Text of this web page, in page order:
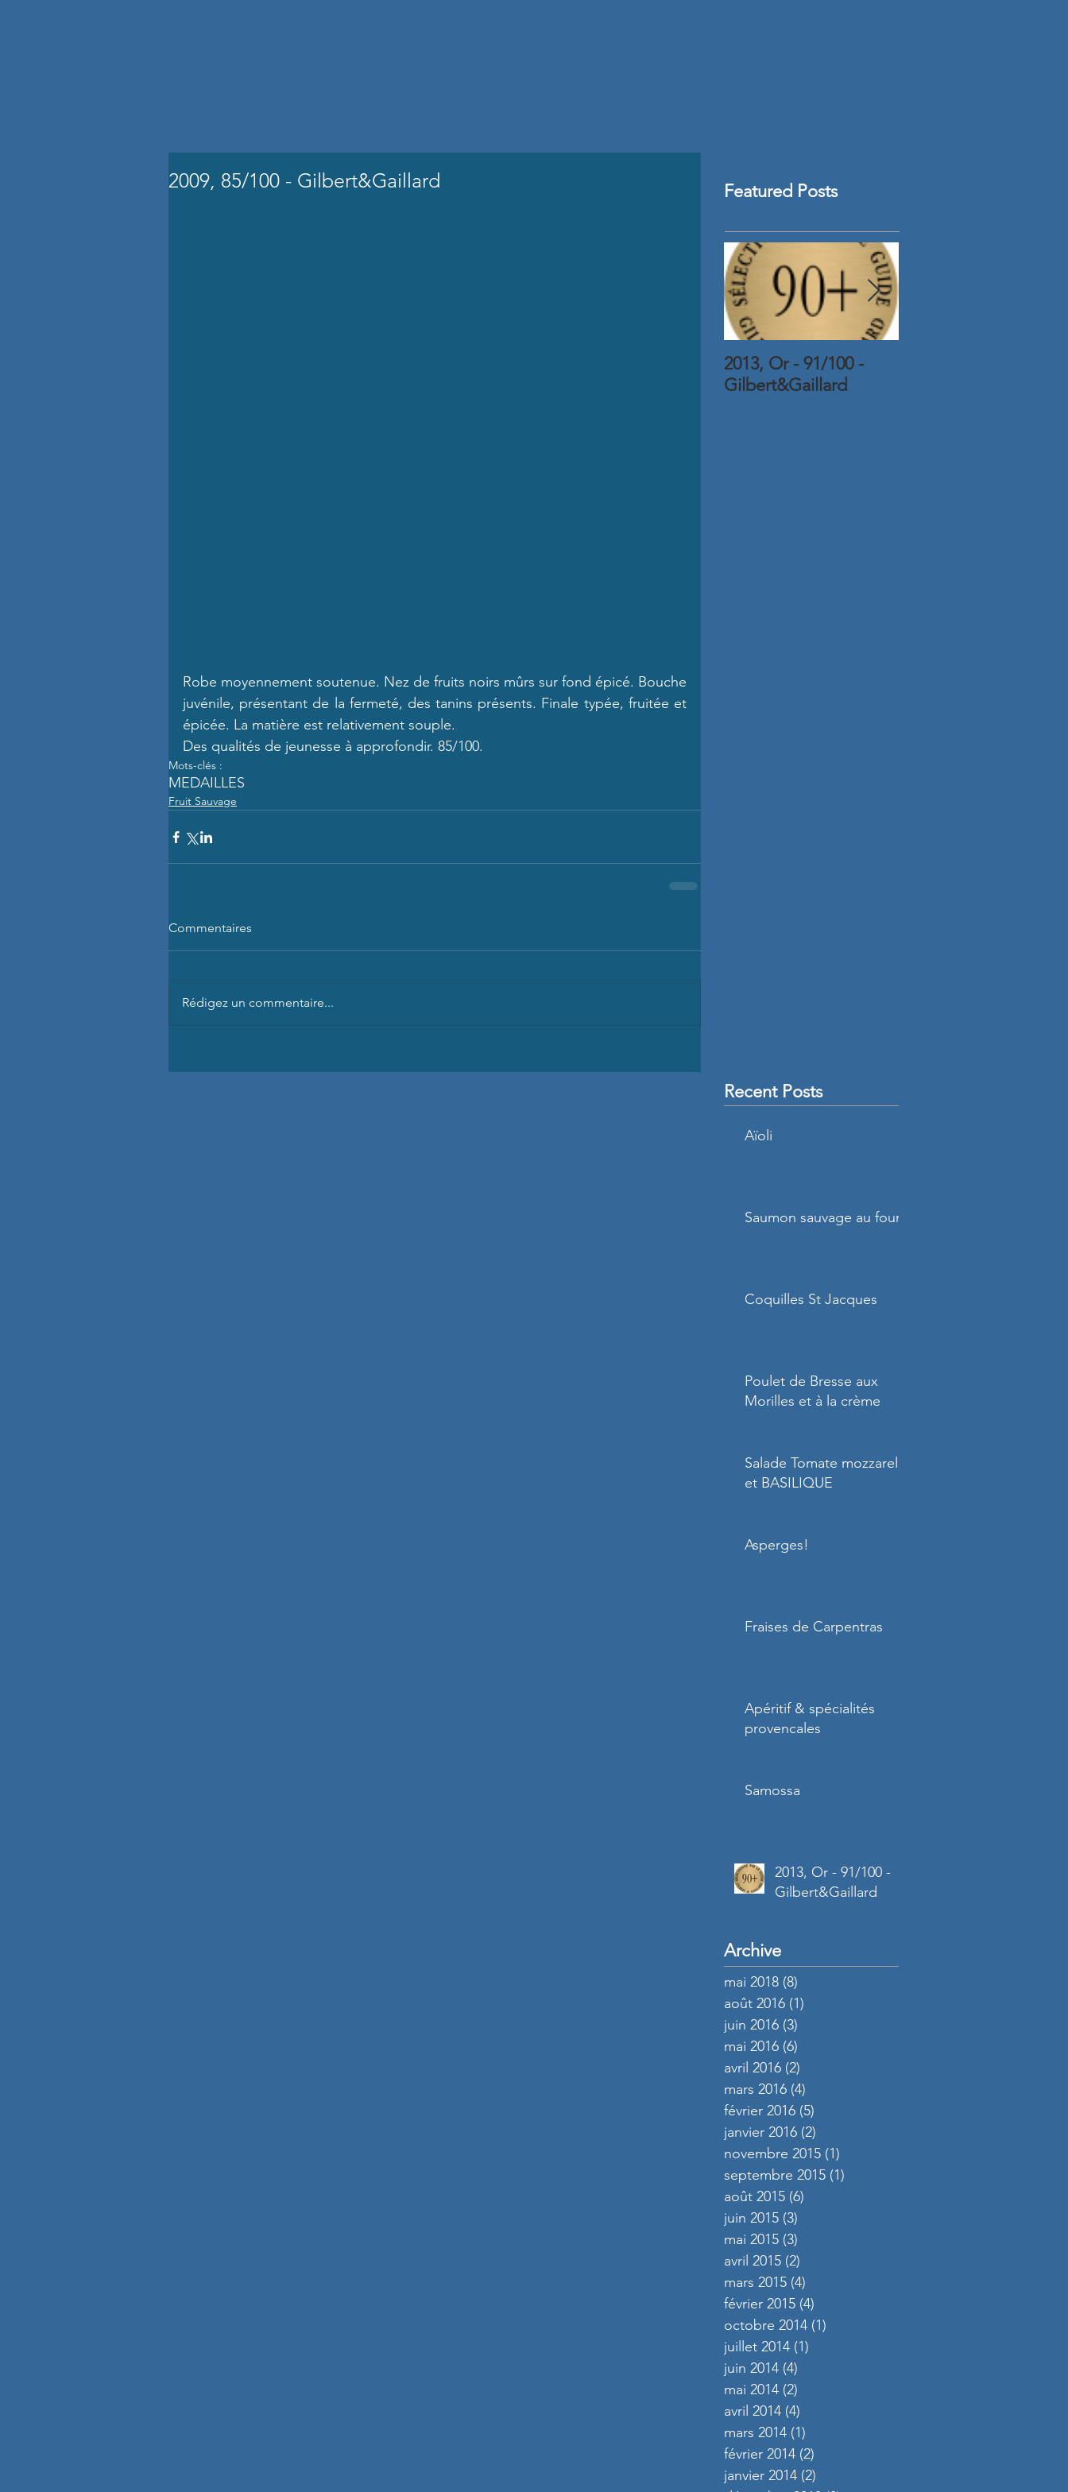
2009, 85/100 - Gilbert&Gaillard
Robe moyennement soutenue. Nez de fruits noirs mûrs sur fond épicé. Bouche
juvénile, présentant de la fermeté, des tanins présents. Finale typée, fruitée et
épicée. La matière est relativement souple.
Des qualités de jeunesse à approfondir. 85/100.
Mots-clés :
MEDAILLES
Fruit Sauvage
Commentaires
Rédigez un commentaire...
Featured Posts
2013, Or - 91/100 -
Gilbert&Gaillard
Recent Posts
Aïoli
Saumon sauvage au four
Coquilles St Jacques
Poulet de Bresse aux
Morilles et à la crème
Salade Tomate mozzarella
et BASILIQUE
Asperges!
Fraises de Carpentras
Apéritif & spécialités
provencales
Samossa
2013, Or - 91/100 -
Gilbert&Gaillard
Archive
mai 2018 (8)
août 2016 (1)
juin 2016 (3)
mai 2016 (6)
avril 2016 (2)
mars 2016 (4)
février 2016 (5)
janvier 2016 (2)
novembre 2015 (1)
septembre 2015 (1)
août 2015 (6)
juin 2015 (3)
mai 2015 (3)
avril 2015 (2)
mars 2015 (4)
février 2015 (4)
octobre 2014 (1)
juillet 2014 (1)
juin 2014 (4)
mai 2014 (2)
avril 2014 (4)
mars 2014 (1)
février 2014 (2)
janvier 2014 (2)